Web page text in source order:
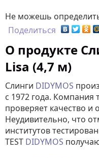
Не можешь
Поделиться
О продукте
Lisa (4,7 м)
Слинги DIDYMOS
с 1972 года. Компания
проверяет качество и
Неудивительно, что
институтов
TEST DIDYMOS